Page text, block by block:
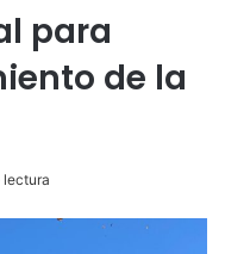
para
de la
lectura